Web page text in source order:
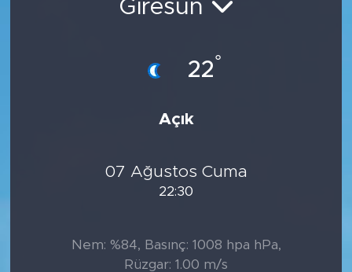
Giresun
22°
Açık
07 Ağustos Cuma
22:30
Nem: %84, Basınç: 1008 hpa hPa,
Rüzgar: 1.00 m/s
BİLİM-TEKNOLOJİ
DİNİ